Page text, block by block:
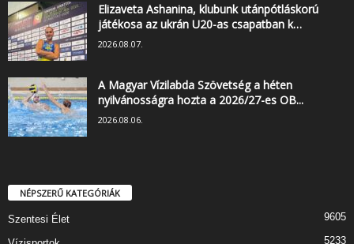
Elizaveta Ashanina, klubunk utánpótláskorú
játékosa az ukrán U20-as csapatban k…
2026.08.07.
A Magyar Vízilabda Szövetség a héten
nyilvánosságra hozta a 2026/27-es OB...
2026.08.06.
NÉPSZERŰ KATEGÓRIÁK
Szentesi Élet 9605
5233